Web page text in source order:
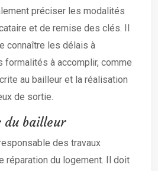
préciser les modalités
et de remise des clés. Il
connaître les délais à
formalités à accomplir, comme
au bailleur et la réalisation
de sortie.
du bailleur
des travaux
réparation du logement. Il doit